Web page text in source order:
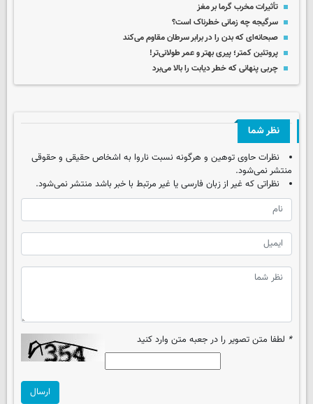
تأثیرات مخرب گرما بر مغز
سرگیجه چه زمانی خطرناک است؟
صبحانه‌ای که بدن‌ را در برابر سرطان مقاوم‌ می‌کند
پروتئین کمتر؛ پیری بهتر و عمر طولانی‌تر!
چربی پنهانی که خطر دیابت را بالا می‌برد
نظر شما
نظرات حاوی توهین و هرگونه نسبت ناروا به اشخاص حقیقی و حقوقی
منتشر نمی‌شود.
نظراتی که غیر از زبان فارسی یا غیر مرتبط با خبر باشد منتشر نمی‌شود.
* لطفا متن تصویر را در جعبه متن وارد کنید
ارسال